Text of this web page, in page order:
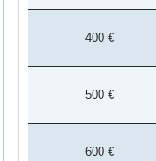
400 €
500 €
600 €